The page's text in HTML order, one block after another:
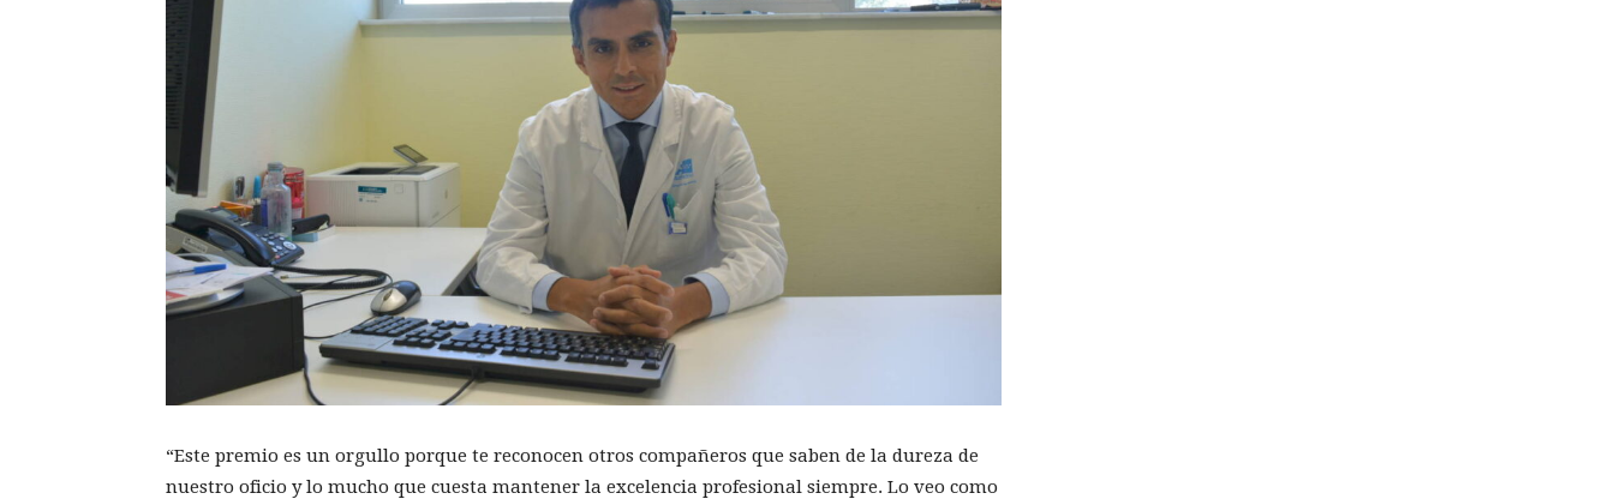
“Este premio es un orgullo porque te reconocen otros compañeros que saben de la dureza de
nuestro oficio y lo mucho que cuesta mantener la excelencia profesional siempre. Lo veo como